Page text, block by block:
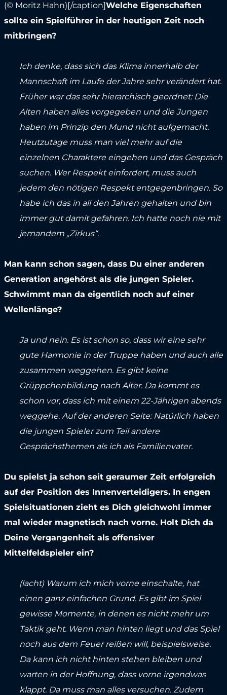
(© Moritz Hahn)[/caption]Welche Eigenschaften
sollte ein Spielführer in der heutigen Zeit noch
mitbringen?
Ich denke, dass sich das Klima innerhalb der
Mannschaft im Laufe der Jahre sehr verändert hat.
Früher war das sehr hierarchisch geordnet: Die
Alten haben alles vorgegeben und die Jungen
haben im Prinzip den Mund nicht aufgemacht.
Heutzutage muss man viel mehr auf die
einzelnen Charaktere eingehen und das Gespräch
suchen. Wer Respekt einfordert, muss auch
jedem den nötigen Respekt entgegenbringen. So
habe ich das in all den Jahren gehalten und bin
immer gut damit gefahren. Ich hatte noch nie mit
jemandem „Zirkus“.
Man kann schon sagen, dass Du einer anderen
Generation angehörst als die jungen Spieler.
Schwimmt man da eigentlich noch auf einer
Wellenlänge?
Ja und nein. Es ist schon so, dass wir eine sehr
gute Harmonie in der Truppe haben und auch alle
zusammen weggehen. Es gibt keine
Grüppchenbildung nach Alter. Da kommt es
schon vor, dass ich mit einem 22-Jährigen abends
weggehe. Auf der anderen Seite: Natürlich haben
die jungen Spieler zum Teil andere
Gesprächsthemen als ich als Familienvater.
Du spielst ja schon seit geraumer Zeit erfolgreich
auf der Position des Innenverteidigers. In engen
Spielsituationen zieht es Dich gleichwohl immer
mal wieder magnetisch nach vorne. Holt Dich da
Deine Vergangenheit als offensiver
Mittelfeldspieler ein?
(lacht) Warum ich mich vorne einschalte, hat
einen ganz einfachen Grund. Es gibt im Spiel
gewisse Momente, in denen es nicht mehr um
Taktik geht. Wenn man hinten liegt und das Spiel
noch aus dem Feuer reißen will, beispielsweise.
Da kann ich nicht hinten stehen bleiben und
warten in der Hoffnung, dass vorne irgendwas
klappt. Da muss man alles versuchen. Zudem